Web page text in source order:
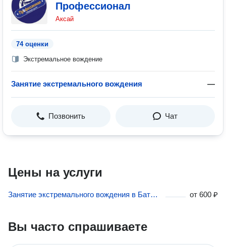
Профессионал
Аксай
74 оценки
Экстремальное вождение
Занятие экстремального вождения —
Позвонить Чат
Цены на услуги
Занятие экстремального вождения в Батайске от 600 ₽
Вы часто спрашиваете